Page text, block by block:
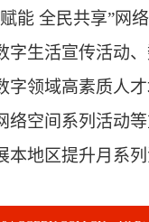
能 全民共享”网
字生活宣传活动
字领域高素质人
络空间系列活动
本地区提升月系列